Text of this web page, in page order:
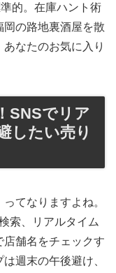
的。在庫ハント術
の路地裏酒屋を散
なたのお気に入り
SNSでリア
したい売り
てなりますよね。
索、リアルタイム
舗名をチェックす
週末の午後避け、